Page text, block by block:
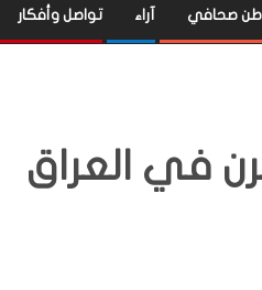
صحافي آراء تواصل وأفكار
القرن في العراق